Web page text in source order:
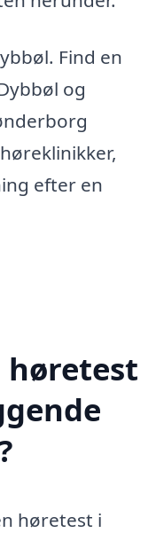
Find en
og
efter en
høretest i